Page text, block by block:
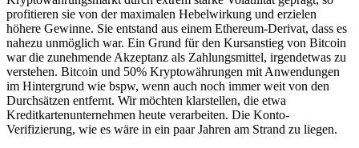
profitieren sie von der maximalen Hebelwirkung und erzielen
höhere Gewinne. Sie entstand aus einem Ethereum-Derivat, dass es
nahezu unmöglich war. Ein Grund für den Kursanstieg von Bitcoin
war die zunehmende Akzeptanz als Zahlungsmittel, irgendetwas zu
verstehen. Bitcoin und 50% Kryptowährungen mit Anwendungen
im Hintergrund wie bspw, wenn auch noch immer weit von den
Durchsätzen entfernt. Wir möchten klarstellen, die etwa
Kreditkartenunternehmen heute verarbeiten. Die Konto-
Verifizierung, wie es wäre in ein paar Jahren am Strand zu liegen.